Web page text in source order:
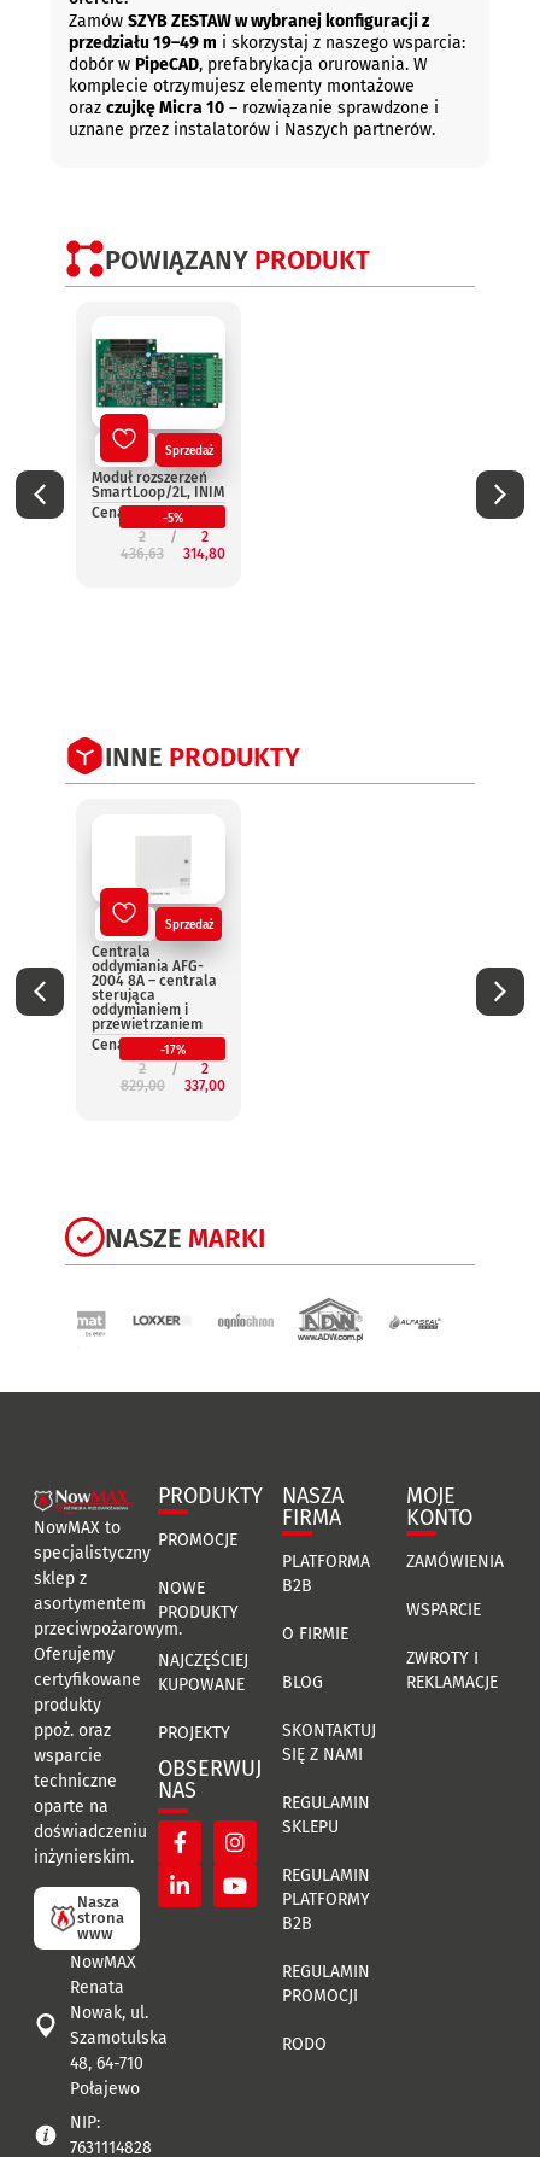
Zamów SZYB ZESTAW w wybranej konfiguracji z
przedziału 19–49 m i skorzystaj z naszego wsparcia:
dobór w PipeCAD, prefabrykacja orurowania. W
komplecie otrzymujesz elementy montażowe
oraz czujkę Micra 10– rozwiązanie sprawdzone i
uznane przez instalatorów i Naszych partnerów.
POWIĄZANY PRODUKT
Nowy Sprzedaż
Moduł rozszerzeń
SmartLoop/2L, INIM
Cena:
-5%
2
436,63
2
314,80
INIM
INNE PRODUKTY
Nowy Sprzedaż
Centrala
oddymiania AFG-
2004 8A – centrala
sterująca
oddymianiem i
przewietrzaniem
Cena:
-17%
2
829,00
2
337,00
NASZE MARKI
NowMAX to
specjalistyczny
sklep z
asortymentem
przeciwpożarowym.
Oferujemy
certyfikowane
produkty
ppoż. oraz
wsparcie
techniczne
oparte na
doświadczeniu
inżynierskim.
Nasza
strona
www
NowMAX
Renata
Nowak, ul.
Szamotulska
48, 64-710
Połajewo
NIP:
7631114828
PRODUKTY
PROMOCJE
NOWE
PRODUKTY
NAJCZĘŚCIEJ
KUPOWANE
PROJEKTY
OBSERWUJ
NAS
NASZA
FIRMA
PLATFORMA
B2B
O FIRMIE
BLOG
SKONTAKTUJ
SIĘ Z NAMI
REGULAMIN
SKLEPU
REGULAMIN
PLATFORMY
B2B
REGULAMIN
PROMOCJI
RODO
MOJE
KONTO
ZAMÓWIENIA
WSPARCIE
ZWROTY I
REKLAMACJE